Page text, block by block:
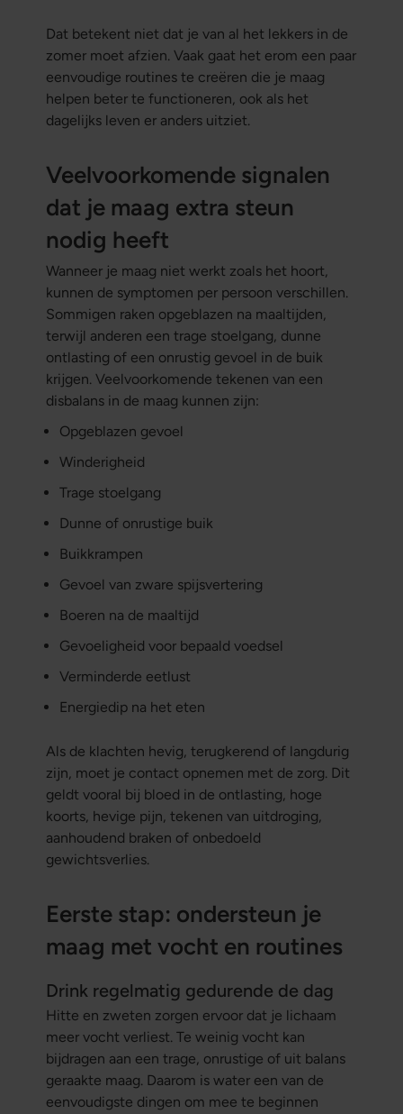
Dat betekent niet dat je van al het lekkers in de
zomer moet afzien. Vaak gaat het erom een paar
eenvoudige routines te creëren die je maag
helpen beter te functioneren, ook als het
dagelijks leven er anders uitziet.
Veelvoorkomende signalen
dat je maag extra steun
nodig heeft
Wanneer je maag niet werkt zoals het hoort,
kunnen de symptomen per persoon verschillen.
Sommigen raken opgeblazen na maaltijden,
terwijl anderen een trage stoelgang, dunne
ontlasting of een onrustig gevoel in de buik
krijgen. Veelvoorkomende tekenen van een
disbalans in de maag kunnen zijn:
Opgeblazen gevoel
Winderigheid
Trage stoelgang
Dunne of onrustige buik
Buikkrampen
Gevoel van zware spijsvertering
Boeren na de maaltijd
Gevoeligheid voor bepaald voedsel
Verminderde eetlust
Energiedip na het eten
Als de klachten hevig, terugkerend of langdurig
zijn, moet je contact opnemen met de zorg. Dit
geldt vooral bij bloed in de ontlasting, hoge
koorts, hevige pijn, tekenen van uitdroging,
aanhoudend braken of onbedoeld
gewichtsverlies.
Eerste stap: ondersteun je
maag met vocht en routines
Drink regelmatig gedurende de dag
Hitte en zweten zorgen ervoor dat je lichaam
meer vocht verliest. Te weinig vocht kan
bijdragen aan een trage, onrustige of uit balans
geraakte maag. Daarom is water een van de
eenvoudigste dingen om mee te beginnen